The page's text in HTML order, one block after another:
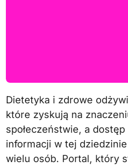
Dietetyka i zdrowe odżywianie to tematy,
które zyskują na
społeczeństwie, a
informacji w tej
wielu osób. Portal, który